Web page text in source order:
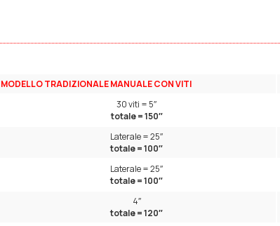
MODELLO TRADIZIONALE MANUALE CON VITI
30 viti = 5″
totale = 150″
Laterale = 25″
totale = 100″
Laterale = 25″
totale = 100″
4″
totale = 120″